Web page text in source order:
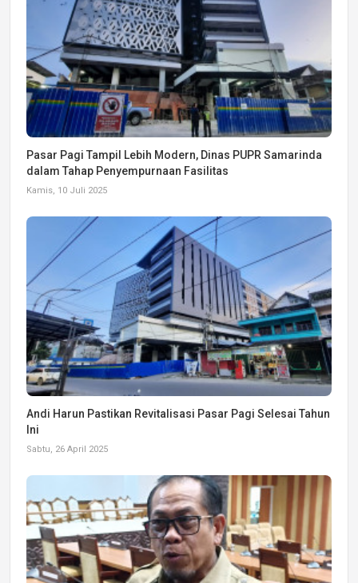
Pasar Pagi Tampil Lebih Modern, Dinas PUPR Samarinda
dalam Tahap Penyempurnaan Fasilitas
Kamis, 10 Juli 2025
Andi Harun Pastikan Revitalisasi Pasar Pagi Selesai Tahun
Ini
Sabtu, 26 April 2025